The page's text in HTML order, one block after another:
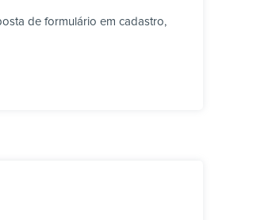
de formulário em cadastro,